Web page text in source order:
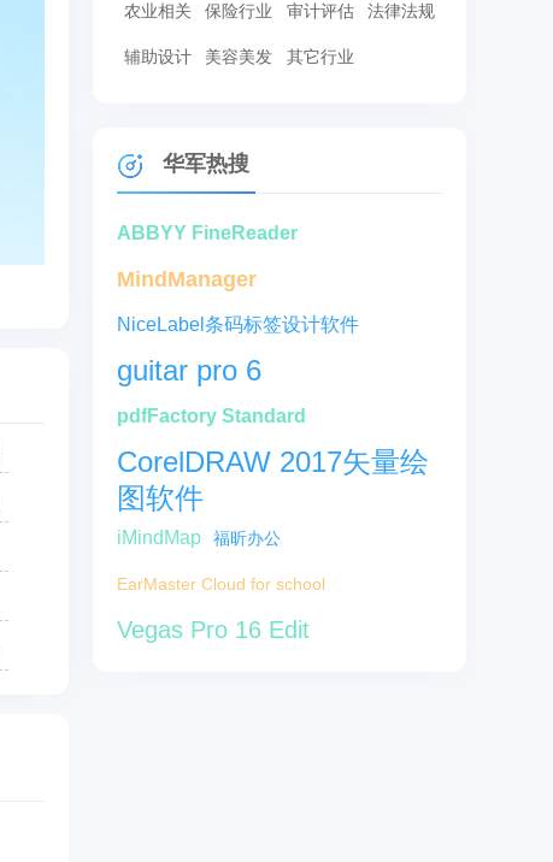
农业相关 保险行业 审计评估 法律法规
辅助设计 美容美发 其它行业
华军热搜
ABBYY FineReader
MindManager
NiceLabel条码标签设计软件
guitar pro 6
pdfFactory Standard
CorelDRAW 2017矢量绘
图软件
iMindMap 福昕办公
EarMaster Cloud for school
Vegas Pro 16 Edit